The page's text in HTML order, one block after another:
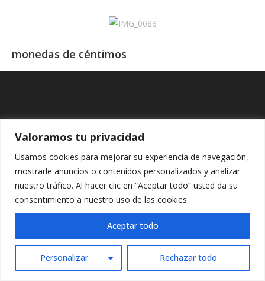
Valoramos tu privacidad
Usamos cookies para mejorar su experiencia de navegación,
mostrarle anuncios o contenidos personalizados y analizar
nuestro tráfico. Al hacer clic en “Aceptar todo” usted da su
consentimiento a nuestro uso de las cookies.
Personalizar Rechazar todo
Aceptar todo
monedas de céntimos
Copyright - WordPress Theme by OceanWP